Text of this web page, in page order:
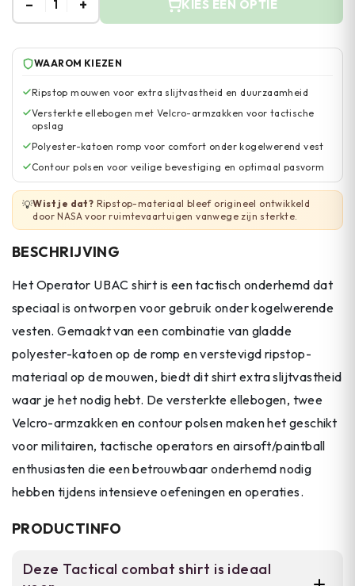
– 1 + KIES EEN OPTIE
WAAROM KIEZEN
Ripstop mouwen voor extra slijtvastheid en duurzaamheid
Versterkte ellebogen met Velcro-armzakken voor tactische
opslag
Polyester-katoen romp voor comfort onder kogelwerend vest
Contour polsen voor veilige bevestiging en optimaal pasvorm
💡Wist je dat? Ripstop-materiaal bleef origineel ontwikkeld
door NASA voor ruimtevaartuigen vanwege zijn sterkte.
BESCHRIJVING
Het Operator UBAC shirt is een tactisch onderhemd dat
speciaal is ontworpen voor gebruik onder kogelwerende
vesten. Gemaakt van een combinatie van gladde
polyester-katoen op de romp en verstevigd ripstop-
materiaal op de mouwen, biedt dit shirt extra slijtvastheid
waar je het nodig hebt. De versterkte ellebogen, twee
Velcro-armzakken en contour polsen maken het geschikt
voor militairen, tactische operators en airsoft/paintball
enthusiasten die een betrouwbaar onderhemd nodig
hebben tijdens intensieve oefeningen en operaties.
PRODUCTINFO
Deze Tactical combat shirt is ideaal